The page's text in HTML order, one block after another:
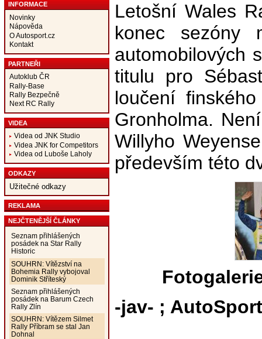
INFORMACE
Novinky
Nápověda
O Autosport.cz
Kontakt
PARTNEŘI
Autoklub ČR
Rally-Base
Rally Bezpečně
Next RC Rally
VIDEA
Videa od JNK Studio
Videa JNK for Competitors
Videa od Luboše Laholy
ODKAZY
Užitečné odkazy
REKLAMA
NEJČTENĚJŠÍ ČLÁNKY
Seznam přihlášených
posádek na Star Rally
Historic
SOUHRN: Vítězství na
Bohemia Rally vybojoval
Dominik Stříteský
Seznam přihlášených
posádek na Barum Czech
Rally Zlín
SOUHRN: Vítězem Silmet
Rally Příbram se stal Jan
Dohnal
Letošní Wales
konec sezóny
automobilových
titulu pro
loučení
Gronholma.
Willyho
především této
-jav- ;